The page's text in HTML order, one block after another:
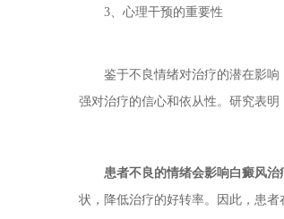
3、心理干预的重要性
鉴于不良情绪对治疗的潜在影响
强对治疗的信心和依从性。研究表
患者不良的情绪会影响白癜风治
状，降低治疗的好转率。因此，患